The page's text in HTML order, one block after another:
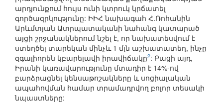
արդյունքում հույս ունի կտրուկ կրճատել
գործազրկությունը: ԻԻՀ նախագահ Հ.Ռոհանին
Արևմտյան Ատրպատականի նահանգ կատարած
այցի շրջանակներում նշել է, որ նախատեսվում է
ստեղծել տարեկան մինչև 1 մլն աշխատատեղ, ինչը
զգալիորեն կբարելավի իրավիճակը2: Բացի այդ,
Իրանի կառավարությունը մտադիր է 14%-ով
բարձրացնել կենսաթոշակները և սոցիալական
ապահովման համար տրամադրվող բոլոր տեսակի
նպաստները: